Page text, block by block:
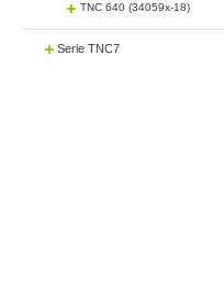
TNC 640 (34059x-18)
Serie TNC7